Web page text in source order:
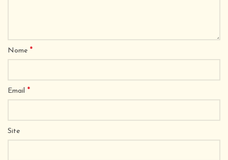
Nome *
Email *
Site